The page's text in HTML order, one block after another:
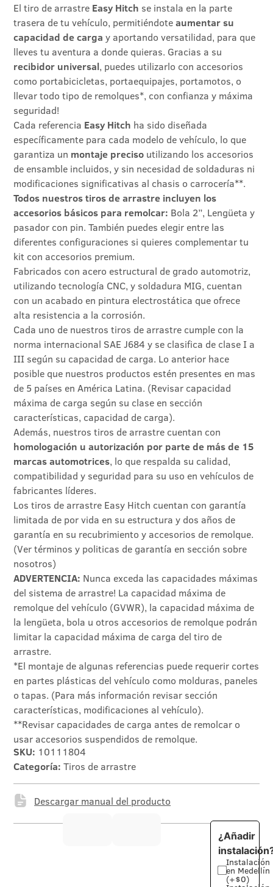
El tiro de arrastre Easy Hitch se instala en la parte
trasera de tu vehículo, permitiéndoteaumentar su
capacidad de carga y aportando versatilidad, para que
lleves tu aventura a donde quieras. Gracias a su
recibidor universal, puedes utilizarlo con accesorios
como portabicicletas, portaequipajes, portamotos, o
llevar todo tipo de remolques*, con confianza y máxima
seguridad!
Cada referencia Easy Hitch ha sido diseñada
específicamente para cada modelo de vehículo, lo que
garantiza un montaje preciso utilizando los accesorios
de ensamble incluidos, y sin necesidad de soldaduras ni
modificaciones significativas al chasis o carrocería**.
Todos nuestros tiros de arrastre incluyen los
accesorios básicos para remolcar: Bola 2”, Lengüeta y
pasador con pin. También puedes elegir entre las
diferentes configuraciones si quieres complementar tu
kit con accesorios premium.
Fabricados con acero estructural de grado automotriz,
utilizando tecnología CNC, y soldadura MIG, cuentan
con un acabado en pintura electrostática que ofrece
alta resistencia a la corrosión.
Cada uno de nuestros tiros de arrastre cumple con la
norma internacional SAE J684 y se clasifica de clase I a
III según su capacidad de carga. Lo anterior hace
posible que nuestros productos estén presentes en mas
de 5 países en América Latina. (Revisar capacidad
máxima de carga según su clase en sección
características, capacidad de carga).
Además, nuestros tiros de arrastre cuentan con
homologación u autorización por parte de más de 15
marcas automotrices, lo que respalda su calidad,
compatibilidad y seguridad para su uso en vehículos de
fabricantes líderes.
Los tiros de arrastre Easy Hitch cuentan con garantía
limitada de por vida en su estructura y dos años de
garantía en su recubrimiento y accesorios de remolque.
(Ver términos y politicas de garantía en sección sobre
nosotros)
ADVERTENCIA: Nunca exceda las capacidades máximas
del sistema de arrastre! La capacidad máxima de
remolque del vehículo (GVWR), la capacidad máxima de
la lengüeta, bola u otros accesorios de remolque podrán
limitar la capacidad máxima de carga del tiro de
arrastre.
*El montaje de algunas referencias puede requerir cortes
en partes plásticas del vehículo como molduras, paneles
o tapas. (Para más información revisar sección
características, modificaciones al vehículo).
**Revisar capacidades de carga antes de remolcar o
usar accesorios suspendidos de remolque.
SKU: 10111804
Categoría: Tiros de arrastre
Descargar manual del producto
¿Añadir
Instalación
en Medellín
(+$0)